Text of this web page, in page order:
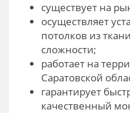
существует на
осуществляет
потолков из
сложности;
работает на
Саратовской
гарантирует
качественный